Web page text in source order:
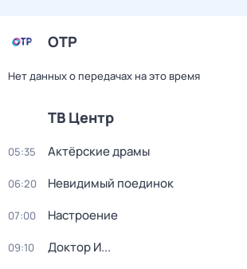
ОТР
Нет данных о передачах на это время
ТВ Центр
05:35 Актёрские драмы
06:20 Невидимый поединок
07:00 Настроение
09:10 Доктор И...